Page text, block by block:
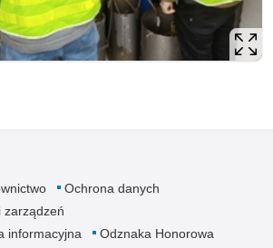
Ochrona danych
zarządzeń
informacyjna
Odznaka Honorowa